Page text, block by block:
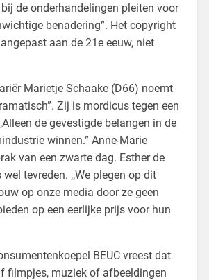
de onderhandelingen pleiten voor
benadering”. Het copyright
aan de 21e eeuw, niet
Marietje Schaake (D66) noemt
Zij is mordicus tegen een
de gevestigde belangen in de
winnen.” Anne-Marie
van een zwarte dag. Esther de
wel tevreden. ,,We plegen op dit
op onze media door ze geen
op een eerlijke prijs voor hun
BEUC vreest dat
filmpjes, muziek of afbeeldingen